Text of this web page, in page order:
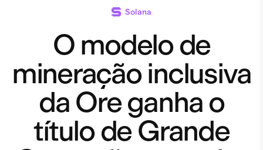
Solana
O modelo de
mineração inclusiva
da Ore ganha o
título de Grande